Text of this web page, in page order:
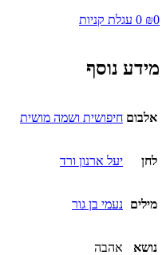
₪
0 עגלת קניות
נוסף
אלבום חיפושית ושמה מושית
לחן יעל ארנון ורד
מילים נעמי בן גור
נושא אהבה